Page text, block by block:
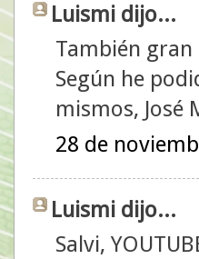
Luismi dijo...
También
Según he
mismos, José
28 de
Luismi dijo...
Salvi,